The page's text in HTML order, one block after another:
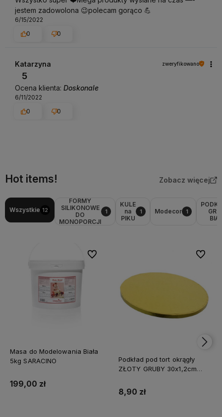
jestem zadowolona 😉polecam gorąco 💪
6/15/2022
0
0
Katarzyna zweryfikowano
5
Ocena klienta: Doskonale
6/11/2022
0
0
Hot items! Zobacz więcej
Wszystkie 12
FORMY
SILIKONOWE
DO
MONOPORCJI
1
KULE
na
PIKU
1 Modecor 1
Masa do Modelowania Biała
5kg SARACINO
199,00 zł
Do ulubionych
Podkład pod tort okrągły
ZŁOTY GRUBY 30x1,2cm
8,90 zł
Do